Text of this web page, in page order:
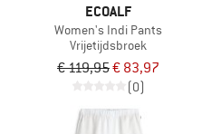
ECOALF
Women's Indi Pants
Vrijetijdsbroek
€ 119,95€ 83,97
(0)